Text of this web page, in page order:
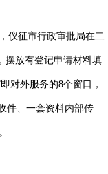
仪征市行政审批局在二
摆放有登记申请材料填
对外服务的8个窗口，
件、一套资料内部传